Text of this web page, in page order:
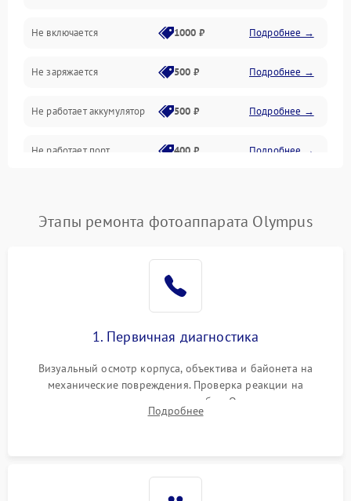
Проблемы с картами памяти
Объективы
Программные сбои
Коммуникации и интерфейсы
Не включается 1000 ₽ Подробнее →
Не заряжается 500 ₽ Подробнее →
Не работает аккумулятор 500 ₽ Подробнее →
Не работает порт 400 ₽ Подробнее →
Этапы ремонта фотоаппарата Olympus
1. Первичная диагностика
Визуальный осмотр корпуса, объектива и байонета на
механические повреждения. Проверка реакции на
включение, считывание кодов ошибок. Оценка состояния
матрицы и затвора, проверка работы автофокуса и вспышки.
Подробнее